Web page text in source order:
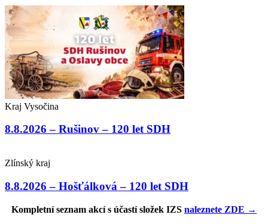
Kraj Vysočina
8.8.2026 – Rušinov – 120 let SDH
Zlínský kraj
8.8.2026 – Hošťálková – 120 let SDH
Kompletní seznam akcí s účastí složek IZS naleznete ZDE →